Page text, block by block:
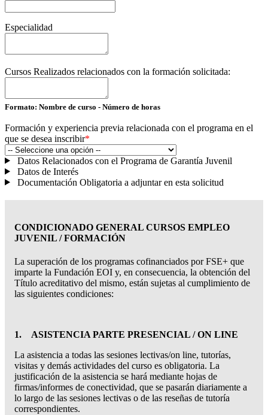
Especialidad
Cursos Realizados relacionados con la formación solicitada:
Formato: Nombre de curso - Número de horas
Formación y experiencia previa relacionada con el programa en el
que se desea inscribir*
Datos Relacionados con el Programa de Garantía Juvenil
Datos de Interés
Documentación Obligatoria a adjuntar en esta solicitud
CONDICIONADO GENERAL CURSOS EMPLEO
JUVENIL / FORMACIÓN
La superación de los programas cofinanciados por FSE+ que
imparte la Fundación EOI y, en consecuencia, la obtención del
Título acreditativo del mismo, están sujetas al cumplimiento de
las siguientes condiciones:
1. ASISTENCIA PARTE PRESENCIAL / ON LINE
La asistencia a todas las sesiones lectivas/on line, tutorías,
visitas y demás actividades del curso es obligatoria. La
justificación de la asistencia se hará mediante hojas de
firmas/informes de conectividad, que se pasarán diariamente a
lo largo de las sesiones lectivas o de las reseñas de tutoría
correspondientes.